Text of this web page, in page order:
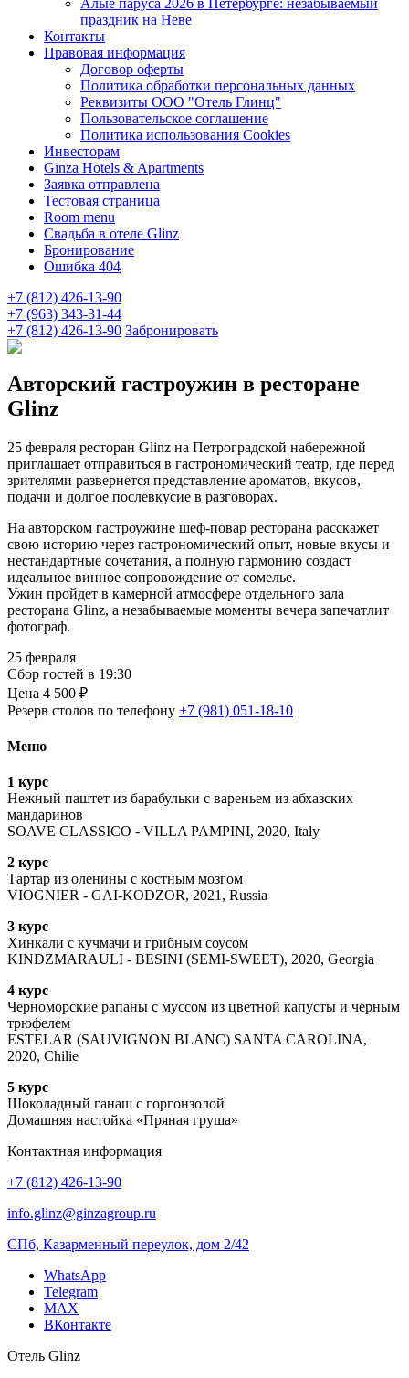
Алые паруса 2026 в Петербурге: незабываемый
праздник на Неве
Контакты
Правовая информация
Договор оферты
Политика обработки персональных данных
Реквизиты ООО "Отель Глинц"
Пользовательское соглашение
Политика использования Cookies
Инвесторам
Ginza Hotels & Apartments
Заявка отправлена
Тестовая страница
Room menu
Свадьба в отеле Glinz
Бронирование
Ошибка 404
+7 (812) 426-13-90
+7 (963) 343-31-44
+7 (812) 426-13-90 Забронировать
Авторский гастроужин в ресторане
Glinz
25 февраля ресторан Glinz на Петроградской набережной
приглашает отправиться в гастрономический театр, где перед
зрителями развернется представление ароматов, вкусов,
подачи и долгое послевкусие в разговорах.
На авторском гастроужине шеф-повар ресторана расскажет
свою историю через гастрономический опыт, новые вкусы и
нестандартные сочетания, а полную гармонию создаст
идеальное винное сопровождение от сомелье.
Ужин пройдет в камерной атмосфере отдельного зала
ресторана Glinz, а незабываемые моменты вечера запечатлит
фотограф.
25 февраля
Сбор гостей в 19:30
Цена 4 500 ₽
Резерв столов по телефону +7 (981) 051-18-10
Меню
1 курс
Нежный паштет из барабульки с вареньем из абхазских
мандаринов
SOAVE CLASSICO - VILLA PAMPINI, 2020, Italy
2 курс
Тартар из оленины с костным мозгом
VIOGNIER - GAI-KODZOR, 2021, Russia
3 курс
Хинкали с кучмачи и грибным соусом
KINDZMARAULI - BESINI (SEMI-SWEET), 2020, Georgia
4 курс
Черноморские рапаны с муссом из цветной капусты и черным
трюфелем
ESTELAR (SAUVIGNON BLANC) SANTA CAROLINA,
2020, Chilie
5 курс
Шоколадный ганаш с горгонзолой
Домашняя настойка «Пряная груша»
Контактная информация
+7 (812) 426-13-90
info.glinz@ginzagroup.ru
СПб, Казарменный переулок, дом 2/42
WhatsApp
Telegram
MAX
ВКонтакте
Отель Glinz